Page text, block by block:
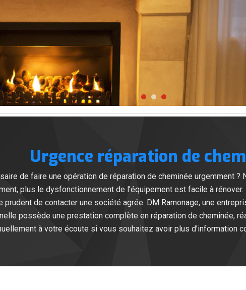
Urgence réparation de
de faire une opération de réparation de cheminée urgemment
plus le dysfonctionnement de l’équipement est facile à rénover.
de contacter une société agrée. DM Ramonage, une
possède une prestation complète en réparation de cheminée,
à votre écoute si vous souhaitez avoir plus d’information